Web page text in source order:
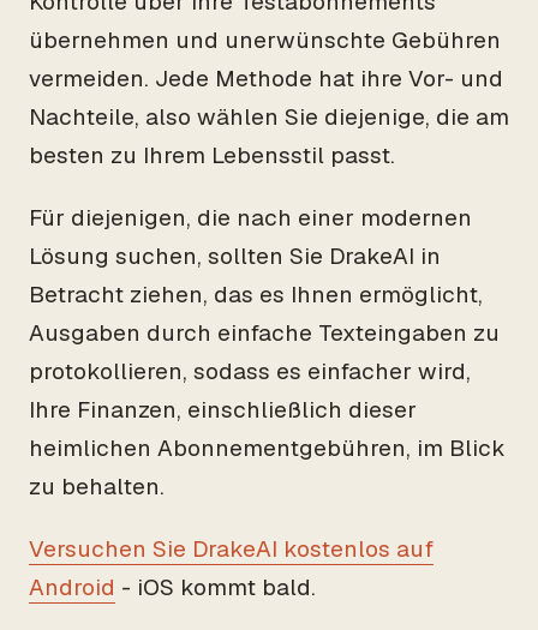
übernehmen und unerwünschte Gebühren
vermeiden. Jede Methode hat ihre Vor- und
Nachteile, also wählen Sie diejenige, die am
besten zu Ihrem Lebensstil passt.
Für diejenigen, die nach einer modernen
Lösung suchen, sollten Sie DrakeAI in
Betracht ziehen, das es Ihnen ermöglicht,
Ausgaben durch einfache Texteingaben zu
protokollieren, sodass es einfacher wird,
Ihre Finanzen, einschließlich dieser
heimlichen Abonnementgebühren, im Blick
zu behalten.
Versuchen Sie DrakeAI kostenlos auf
Android - iOS kommt bald.